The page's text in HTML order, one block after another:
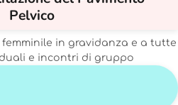
Pelvico
in gravidanza e a tutte
e incontri di gruppo